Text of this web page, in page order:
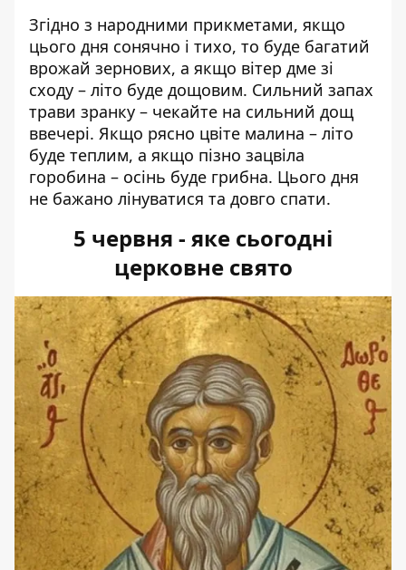
Згідно з народними прикметами, якщо
цього дня сонячно і тихо, то буде багатий
врожай зернових, а якщо вітер дме зі
сходу – літо буде дощовим. Сильний запах
трави зранку – чекайте на сильний дощ
ввечері. Якщо рясно цвіте малина – літо
буде теплим, а якщо пізно зацвіла
горобина – осінь буде грибна. Цього дня
не бажано лінуватися та довго спати.
5 червня - яке сьогодні
церковне свято